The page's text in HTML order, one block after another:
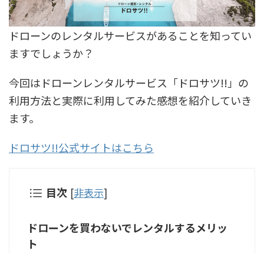
ドローンのレンタルサービスがあることを知ってい
ますでしょうか？
今回はドローンレンタルサービス「ドロサツ!!」の
利用方法と実際に利用してみた感想を紹介していき
ます。
ドロサツ!!公式サイトはこちら
目次 [非表示]
ドローンを買わないでレンタルするメリッ
ト